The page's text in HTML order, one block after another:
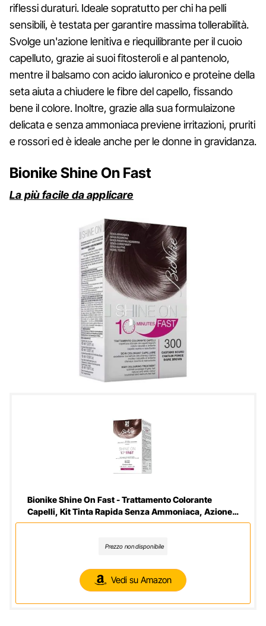
riflessi duraturi. Ideale sopratutto per chi ha pelli
sensibili, è testata per garantire massima tollerabilità.
Svolge un'azione lenitiva e riequilibrante per il cuoio
capelluto, grazie ai suoi fitosteroli e al pantenolo,
mentre il balsamo con acido ialuronico e proteine della
seta aiuta a chiudere le fibre del capello, fissando
bene il colore. Inoltre, grazie alla sua formulaizone
delicata e senza ammoniaca previene irritazioni, pruriti
e rossori ed è ideale anche per le donne in gravidanza.
Bionike Shine On Fast
La più facile da applicare
Bionike Shine On Fast - Trattamento Colorante
Capelli, Kit Tinta Rapida Senza Ammoniaca, Azione
Nutriente e Ristrutturante, Dona un Colore Naturale
Prezzo non disponibile
Vedi su Amazon